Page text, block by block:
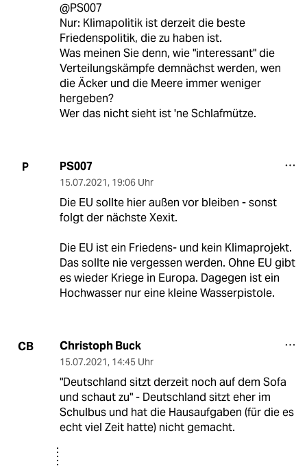
@PS007
Nur: Klimapolitik ist derzeit die beste
Friedenspolitik, die zu haben ist.
Was meinen Sie denn, wie "interessant" die
Verteilungskämpfe demnächst werden, wen
die Äcker und die Meere immer weniger
hergeben?
Wer das nicht sieht ist 'ne Schlafmütze.
P PS007
15.07.2021, 19:06 Uhr
Die EU sollte hier außen vor bleiben - sonst
folgt der nächste Xexit.
Die EU ist ein Friedens- und kein Klimaprojekt.
Das sollte nie vergessen werden. Ohne EU gibt
es wieder Kriege in Europa. Dagegen ist ein
Hochwasser nur eine kleine Wasserpistole.
CB Christoph Buck
15.07.2021, 14:45 Uhr
"Deutschland sitzt derzeit noch auf dem Sofa
und schaut zu" - Deutschland sitzt eher im
Schulbus und hat die Hausaufgaben (für die es
echt viel Zeit hatte) nicht gemacht.